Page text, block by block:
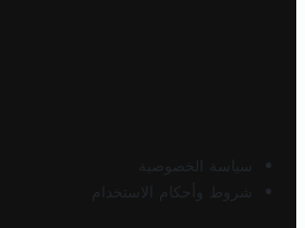
سياسة الخصوصية
شروط وأحكام الاستخدام